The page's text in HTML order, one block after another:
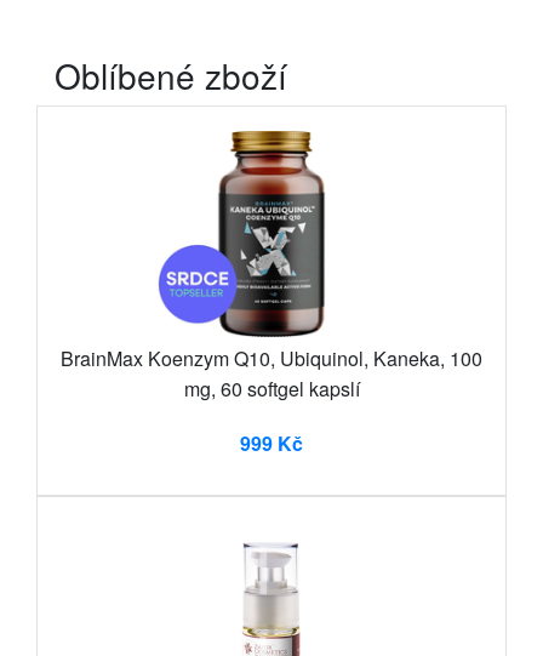
Oblíbené zboží
BrainMax Koenzym Q10, Ubiquinol, Kaneka, 100
mg, 60 softgel kapslí
999 Kč